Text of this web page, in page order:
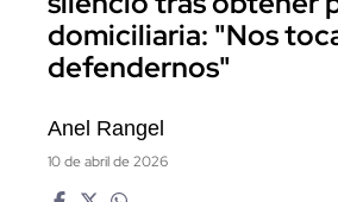
domiciliaria: "Nos
defendernos"
Anel Rangel
10 de abril de 2026